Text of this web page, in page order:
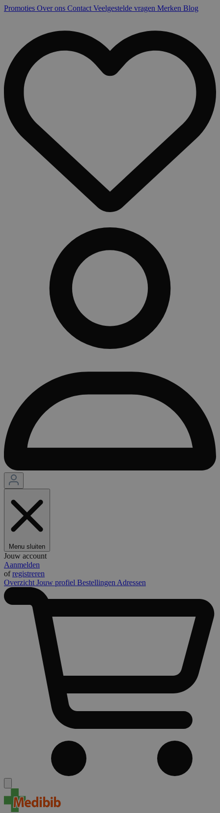
Promoties Over ons Contact Veelgestelde vragen Merken Blog
Menu sluiten
Jouw account
Aanmelden
ofregistreren
Overzicht Jouw profiel Bestellingen Adressen